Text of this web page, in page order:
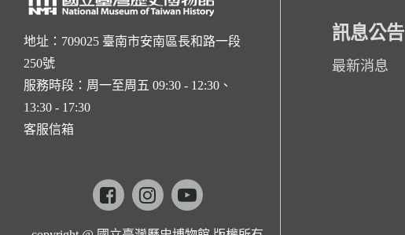
地址：709025 臺南市安南區長和路一段
250號
服務時段：周一至周五 09:30 - 12:30、
13:30 - 17:30
客服信箱
Facebookinstagramyoutube
訊息公告
最新消息